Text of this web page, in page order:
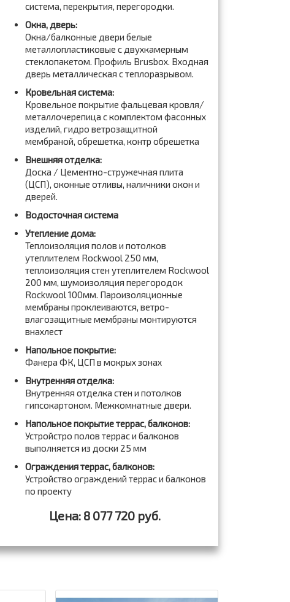
система, перекрытия, перегородки.
Окна, дверь:
Окна/балконные двери белые
металлопластиковые с двухкамерным
стеклопакетом. Профиль Brusbox. Входная
дверь металлическая с теплоразрывом.
Кровельная система:
Кровельное покрытие фальцевая кровля/
металлочерепица с комплектом фасонных
изделий, гидро ветрозащитной
мембраной, обрешетка, контр обрешетка
Внешняя отделка:
Доска / Цементно-стружечная плита
(ЦСП), оконные отливы, наличники окон и
дверей.
Водосточная система
Утепление дома:
Теплоизоляция полов и потолков
утеплителем Rockwool 250 мм,
теплоизоляция стен утеплителем Rockwool
200 мм, шумоизоляция перегородок
Rockwool 100мм. Пароизоляционные
мембраны проклеиваются, ветро-
влагозащитные мембраны монтируются
внахлест
Напольное покрытие:
Фанера ФК, ЦСП в мокрых зонах
Внутренняя отделка:
Внутренняя отделка стен и потолков
гипсокартоном. Межкомнатные двери.
Напольное покрытие террас, балконов:
Устройстро полов террас и балконов
выполняется из доски 25 мм
Ограждения террас, балконов:
Устройство ограждений террас и балконов
по проекту
Цена: 8 077 720 руб.